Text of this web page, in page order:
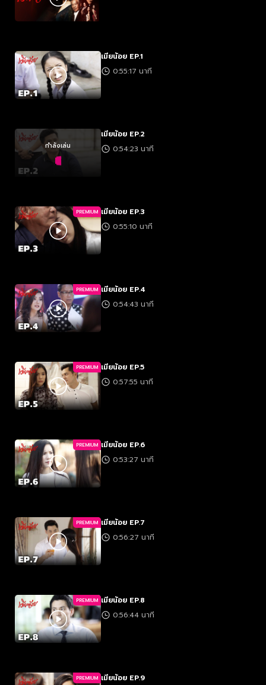
เมียน้อย EP.1
0:55:17 นาที
กำลังเล่น
เมียน้อย EP.2
0:54:23 นาที
PREMIUM เมียน้อย EP.3
0:55:10 นาที
PREMIUM เมียน้อย EP.4
0:54:43 นาที
PREMIUM เมียน้อย EP.5
0:57:55 นาที
PREMIUM เมียน้อย EP.6
0:53:27 นาที
PREMIUM เมียน้อย EP.7
0:56:27 นาที
PREMIUM เมียน้อย EP.8
0:56:44 นาที
PREMIUM เมียน้อย EP.9